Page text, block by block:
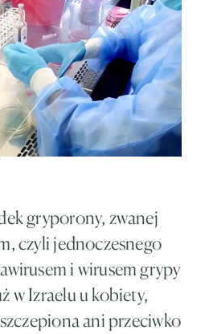
gryporony, zwanej
czyli jednoczesnego
i wirusem grypy
w Izraelu u kobiety,
ani przeciwko